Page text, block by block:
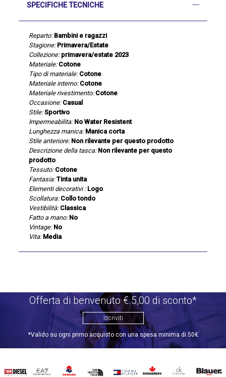
SPECIFICHE TECNICHE
Reparto: Bambini e ragazzi
Stagione: Primavera/Estate
Collezione: primavera/estate 2023
Materiale: Cotone
Tipo di materiale: Cotone
Materiale interno: Cotone
Materiale rivestimento: Cotone
Occasione: Casual
Stile: Sportivo
Impermeabilita: No Water Resistent
Lunghezza manica: Manica corta
Stile anteriore: Non rilevante per questo prodotto
Descrizione della tasca: Non rilevante per questo
prodotto
Tessuto: Cotone
Fantasia: Tinta unita
Elementi decorativi : Logo
Scollatura: Collo tondo
Vestibilità: Classica
Fatto a mano: No
Vintage: No
Vita: Media
Offerta di benvenuto €.5,00 di sconto*
Iscriviti
*Valido su ogni primo acquisto con una spesa minima di 50€
DIESEL EA7 INVICTATHE
TOMMY
DSQUARED2
CALVIN BLAUER